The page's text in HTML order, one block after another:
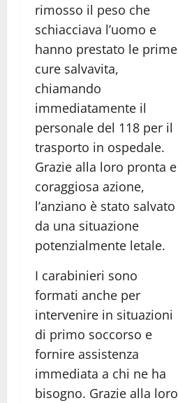
rimosso il peso che
schiacciava l’uomo e
hanno prestato le prime
cure salvavita,
chiamando
immediatamente il
personale del 118 per il
trasporto in ospedale.
Grazie alla loro pronta e
coraggiosa azione,
l’anziano è stato salvato
da una situazione
potenzialmente letale.
I carabinieri sono
formati anche per
intervenire in situazioni
di primo soccorso e
fornire assistenza
immediata a chi ne ha
bisogno. Grazie alla loro